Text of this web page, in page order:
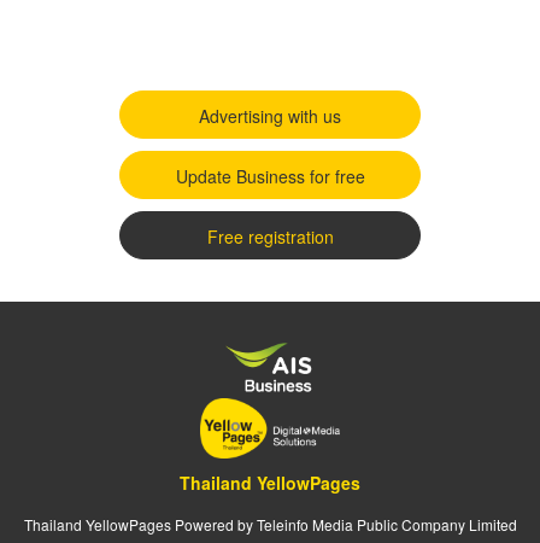
Advertising with us
Update Business for free
Free registration
Thailand YellowPages
Thailand YellowPages Powered by Teleinfo Media Public Company Limited